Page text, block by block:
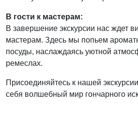
В гости к мастерам:
В завершение экскурсии нас ждет
мастерам. Здесь мы попьем
посуды, наслаждаясь уютной
ремеслах.
Присоединяйтесь к нашей
себя волшебный мир гончарного